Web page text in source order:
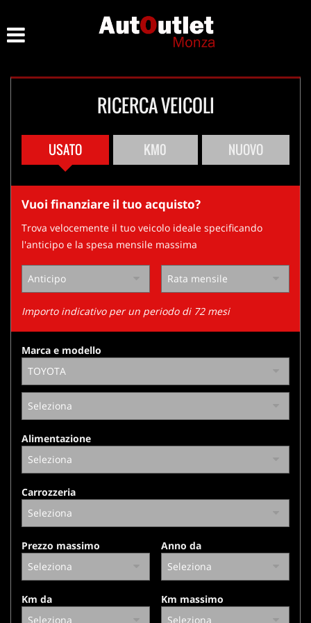
ASSISTENZA
CONTATTI
RICERCA VEICOLI
USATO KM0 NUOVO
Vuoi finanziare il tuo acquisto?
Trova velocemente il tuo veicolo ideale specificando
l'anticipo e la spesa mensile massima
Importo indicativo per un periodo di 72 mesi
Marca e modello
Alimentazione
Carrozzeria
Prezzo massimo Anno da
Km da Km massimo
Le
tue
consenso
pannello
consente
le
preferenze
di
alle
tecnologie
tracciamento
che
adottiamo
per
offrire
le
funzionalità
le
attività
descritte.
Per
ottenere
informazioni
sull'utilità
e
sul
funzionamento